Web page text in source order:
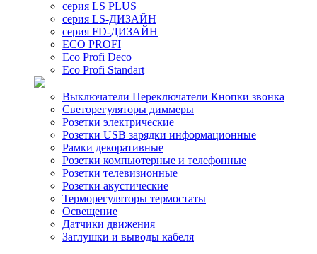
серия LS PLUS
серия LS-ДИЗАЙН
серия FD-ДИЗАЙН
ECO PROFI
Eco Profi Deco
Eco Profi Standart
Выключатели Переключатели Кнопки звонка
Светорегуляторы диммеры
Розетки электрические
Розетки USB зарядки информационные
Рамки декоративные
Розетки компьютерные и телефонные
Розетки телевизионные
Розетки акустические
Терморегуляторы термостаты
Освещение
Датчики движения
Заглушки и выводы кабеля